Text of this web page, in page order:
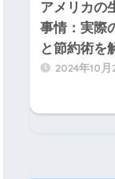
アメリカの
事情：実際
と節約術を
2024年10月